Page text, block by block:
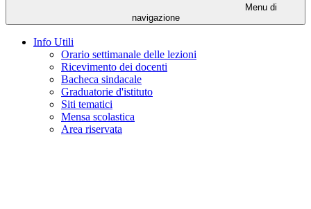
Menu di
navigazione
Info Utili
Orario settimanale delle lezioni
Ricevimento dei docenti
Bacheca sindacale
Graduatorie d'istituto
Siti tematici
Mensa scolastica
Area riservata